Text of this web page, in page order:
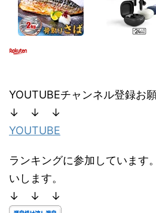
YOUTUBEチャンネル登録お
↓ ↓ ↓
YOUTUBE
ランキングに参加しています
いします。
↓ ↓ ↓